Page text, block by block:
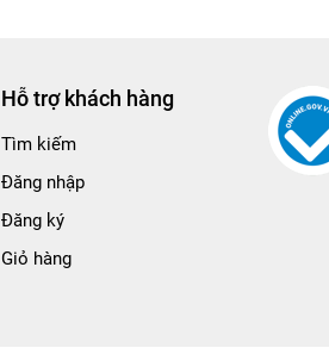
Hỗ trợ khách hàng
Tìm kiếm
Đăng nhập
Đăng ký
Giỏ hàng